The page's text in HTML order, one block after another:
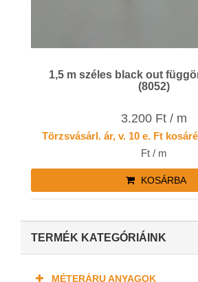
1,5 m széles black out
(8052)
3.200 Ft / m
Törzsvásárl. ár, v. 10 e. Ft
Ft / m
KOSÁRBA
TERMÉK KATEGÓRIÁINK
MÉTERÁRU ANYAGOK